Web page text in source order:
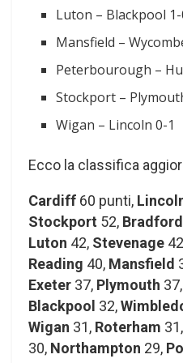
Luton – Blackpool
Mansfield –
Peterbourough –
Stockport –
Wigan – Lincoln 0-1
Ecco la classifica
Cardiff 60 punti,
Stockport 52, Bradford
Luton 42, Stevenage
Reading 40, Mansfield
Exeter 37, Plymouth 37,
Blackpool 32,
Wigan 31, Roterham 31,
30, Northampton 29,